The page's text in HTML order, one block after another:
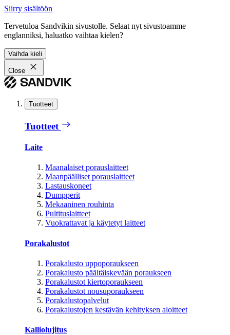
Siirry sisältöön
Tervetuloa Sandvikin sivustolle. Selaat nyt sivustoamme
englanniksi, haluatko vaihtaa kielen?
Vaihda kieli
Close
Tuotteet
Tuotteet
Laite
Maanalaiset porauslaitteet
Maanpäälliset porauslaitteet
Lastauskoneet
Dumpperit
Mekaaninen rouhinta
Pultituslaitteet
Vuokrattavat ja käytetyt laitteet
Porakalustot
Porakalusto uppoporaukseen
Porakalusto päältäiskevään poraukseen
Porakalustot kiertoporaukseen
Porakalustot nousuporaukseen
Porakalustopalvelut
Porakalustojen kestävän kehityksen aloitteet
Kalliolujitus